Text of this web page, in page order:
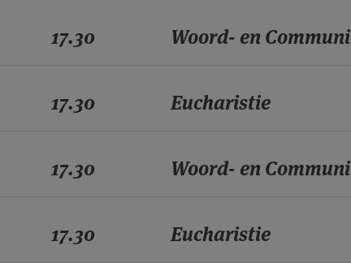
17.30 Woord- en
17.30 Eucharistie
17.30 Woord- en
17.30 Eucharistie